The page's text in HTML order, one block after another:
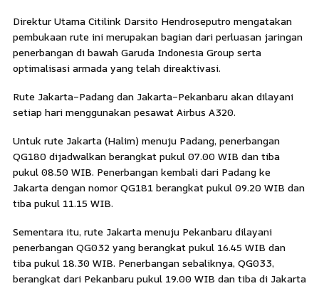
Direktur Utama Citilink Darsito Hendroseputro mengatakan
pembukaan rute ini merupakan bagian dari perluasan jaringan
penerbangan di bawah Garuda Indonesia Group serta
optimalisasi armada yang telah direaktivasi.
Rute Jakarta–Padang dan Jakarta–Pekanbaru akan dilayani
setiap hari menggunakan pesawat Airbus A320.
Untuk rute Jakarta (Halim) menuju Padang, penerbangan
QG180 dijadwalkan berangkat pukul 07.00 WIB dan tiba
pukul 08.50 WIB. Penerbangan kembali dari Padang ke
Jakarta dengan nomor QG181 berangkat pukul 09.20 WIB dan
tiba pukul 11.15 WIB.
Sementara itu, rute Jakarta menuju Pekanbaru dilayani
penerbangan QG032 yang berangkat pukul 16.45 WIB dan
tiba pukul 18.30 WIB. Penerbangan sebaliknya, QG033,
berangkat dari Pekanbaru pukul 19.00 WIB dan tiba di Jakarta